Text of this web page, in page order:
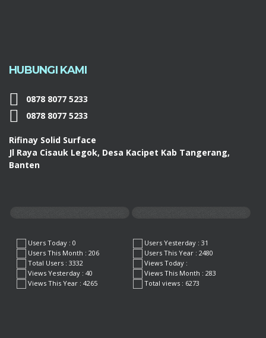
HUBUNGI KAMI
0878 8077 5233
0878 8077 5233
Rifinay Solid Surface
Jl Raya Cisauk Legok, Desa Kacipet Kab Tangerang,
Banten
Users Today : 0
Users Yesterday : 31
Users This Month : 206
Users This Year : 2480
Total Users : 3332
Views Today :
Views Yesterday : 40
Views This Month : 283
Views This Year : 4265
Total views : 6273